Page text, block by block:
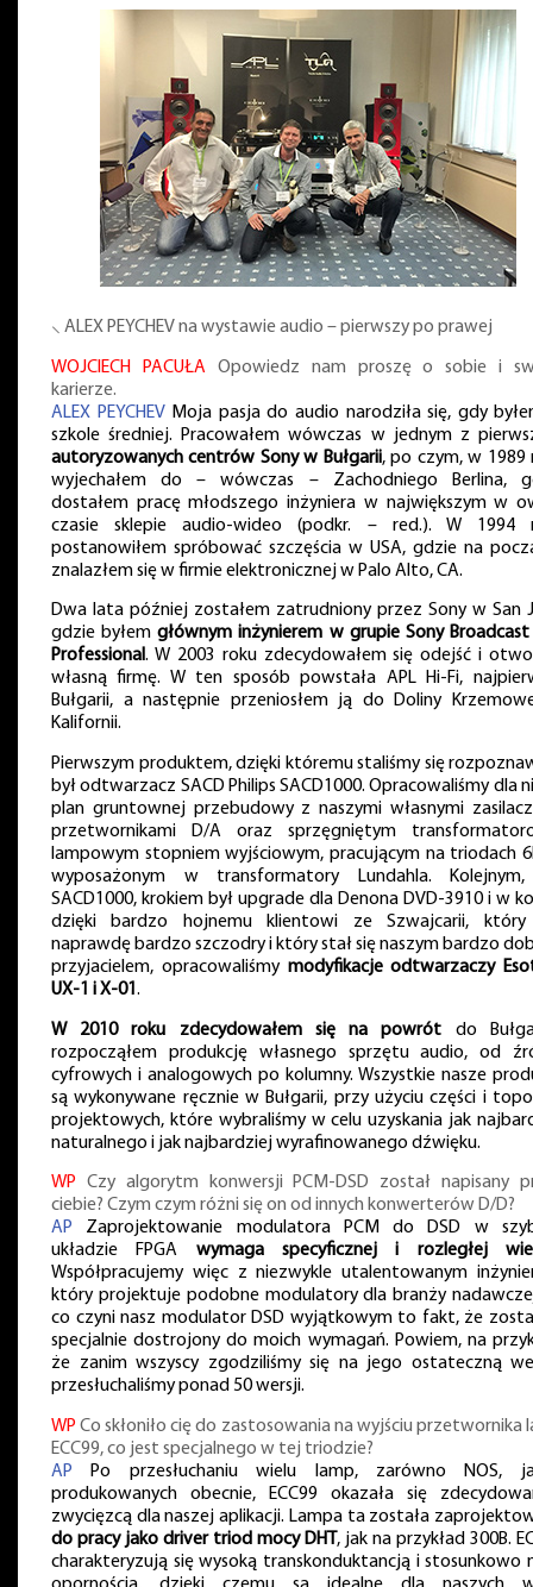
⸜ ALEX PEYCHEV na wystawie audio – pierwszy po prawej
WOJCIECH PACUŁA
Opowiedz nam proszę o sobie i
karierze.
ALEX PEYCHEVMoja pasja do audio narodziła się, gdy
szkole średniej. Pracowałem wówczas w jednym z
autoryzowanych centrów Sony w Bułgarii, po czym, w 1989
wyjechałem do – wówczas – Zachodniego Berlina,
dostałem pracę młodszego inżyniera w największym w
czasie sklepie audio-wideo (podkr. – red.). W 1994
postanowiłem spróbować szczęścia w USA, gdzie na
znalazłem się w firmie elektronicznej w Palo Alto, CA.
Dwa lata później zostałem zatrudniony przez Sony w San
gdzie byłemgłównym inżynierem w grupie Sony
Professional. W 2003 roku zdecydowałem się odejść i
własną firmę. W ten sposób powstała APL Hi-Fi,
Bułgarii, a następnie przeniosłem ją do Doliny
Kalifornii.
Pierwszym produktem, dzięki któremu staliśmy się
był odtwarzacz SACD Philips SACD1000. Opracowaliśmy dla
plan gruntownej przebudowy z naszymi własnymi
przetwornikami D/A oraz sprzęgniętym
lampowym stopniem wyjściowym, pracującym na triodach
wyposażonym w transformatory Lundahla.
SACD1000, krokiem był upgrade dla Denona DVD-3910 i w
dzięki bardzo hojnemu klientowi ze Szwajcarii, który
naprawdę bardzo szczodry i który stał się naszym bardzo
przyjacielem, opracowaliśmy modyfikacje odtwarzaczy
UX-1 i X-01 .
W 2010 roku zdecydowałem się na powrót do
rozpocząłem produkcję własnego sprzętu audio, od
cyfrowych i analogowych po kolumny. Wszystkie nasze
są wykonywane ręcznie w Bułgarii, przy użyciu części i
projektowych, które wybraliśmy w celu uzyskania jak
naturalnego i jak najbardziej wyrafinowanego dźwięku.
WP
Czy algorytm konwersji PCM-DSD został napisany
ciebie? Czym czym różni się on od innych konwerterów D/D?
AP Zaprojektowanie modulatora PCM do DSD w
układzie FPGA wymaga specyficznej i rozległej
Współpracujemy więc z niezwykle utalentowanym
który projektuje podobne modulatory dla branży
co czyni nasz modulator DSD wyjątkowym to fakt, że
specjalnie dostrojony do moich wymagań. Powiem, na
że zanim wszyscy zgodziliśmy się na jego ostateczną
przesłuchaliśmy ponad 50 wersji.
WP Co skłoniło cię do zastosowania na wyjściu przetwornika
ECC99, co jest specjalnego w tej triodzie?
AP Po przesłuchaniu wielu lamp, zarówno NOS,
produkowanych obecnie, ECC99 okazała się
zwycięzcą dla naszej aplikacji. Lampa ta została
do pracy jako driver triod mocy DHT , jak na przykład 300B.
charakteryzują się wysoką transkonduktancją i stosunkowo